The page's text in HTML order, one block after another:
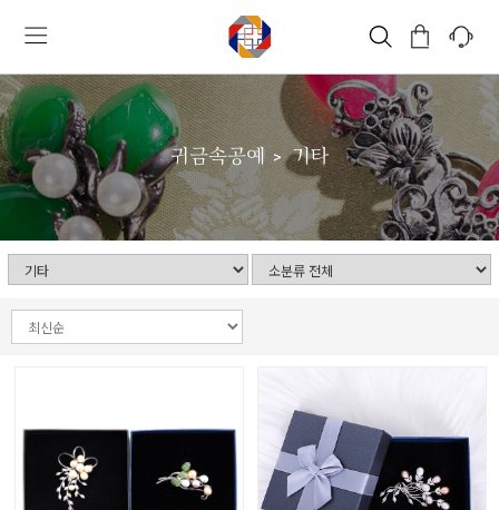
귀금속공예 기타